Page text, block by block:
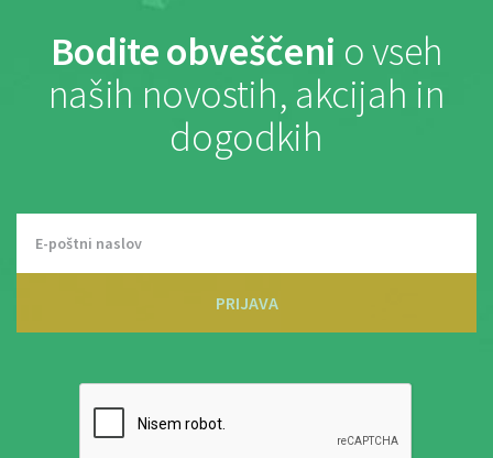
Bodite obveščeni o vseh
naših novostih, akcijah in
dogodkih
PRIJAVA